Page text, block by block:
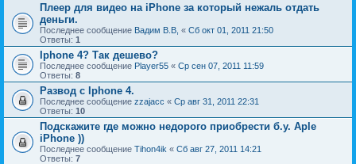
Плеер для видео на iPhone за который нежаль отдать
деньги.
Последнее сообщение Вадим В.В, « Сб окт 01, 2011 21:50
Ответы: 1
Iphone 4? Так дешево?
Последнее сообщение Player55 « Ср сен 07, 2011 11:59
Ответы: 8
Развод с Iphone 4.
Последнее сообщение zzajacc « Ср авг 31, 2011 22:31
Ответы: 10
Подскажите где можно недорого приобрести б.у. Aple
iPhone ))
Последнее сообщение Tihon4ik « Сб авг 27, 2011 14:21
Ответы: 7